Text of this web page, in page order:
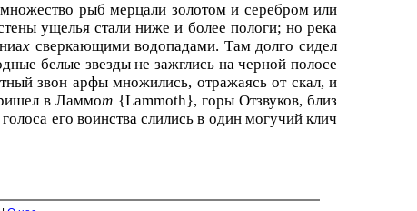
рыб мерцали золотом и серебром или
ущелья стали ниже и более пологи; но река
х сверкающими водопадами. Там долго сидел
белые звезды не зажглись на черной полосе
звон арфы множились, отражаясь от скал, и
в Ламмот {Lammoth}, горы Отзвуков, близ
его воинства слились в один могучий клич